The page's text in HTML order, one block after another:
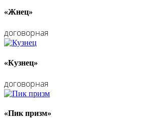
«Жнец»
договорная
«Кузнец»
договорная
«Пик призм»